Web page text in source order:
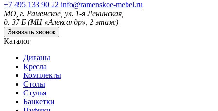
+7 495 133 90 22 info@ramenskoe-mebel.ru
МО, г. Раменское, ул. 1-я Ленинская,
д. 37 Б (МЦ «Александр», 2 этаж)
Заказать звонок
Каталог
Диваны
Кресла
Комплекты
Столы
Стулья
Банкетки